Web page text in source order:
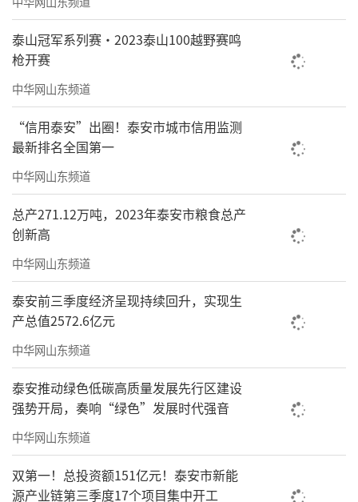
泰山冠军系列赛·2023泰山100越野赛鸣
枪开赛
中华网山东频道
“信用泰安”出圈！泰安市城市信用监测
最新排名全国第一
中华网山东频道
总产271.12万吨，2023年泰安市粮食总产
创新高
中华网山东频道
泰安前三季度经济呈现持续回升，实现生
产总值2572.6亿元
中华网山东频道
泰安推动绿色低碳高质量发展先行区建设
强势开局，奏响“绿色”发展时代强音
中华网山东频道
双第一！总投资额151亿元！泰安市新能
源产业链第三季度17个项目集中开工